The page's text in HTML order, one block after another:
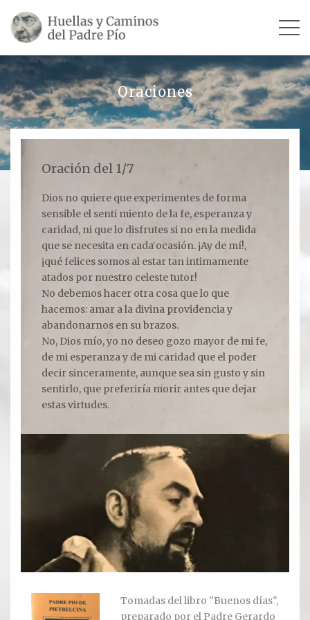
SU VIDA
Escultores
Revista «La Voz del Padre Pío»
Contar mi testimonio
LUGARES
Ver todos
Compartir un lugar
EL MILAGRO
Relación con Flia. Damiani
Galería y testimonios
Reliquias
ORACIONES
Oraciones
Oraciones
Oración del 1/7
Dios no quiere que experimentes de forma
sensible el senti miento de la fe, esperanza y
caridad, ni que lo disfrutes si no en la medida
que se necesita en cada ocasión. ¡Ay de mí!,
¡qué felices somos al estar tan intimamente
atados por nuestro celeste tutor!
No debemos hacer otra cosa que lo que
hacemos: amar a la divina providencia y
abandonarnos en su brazos.
No, Dios mío, yo no deseo gozo mayor de mi fe,
de mi esperanza y de mi caridad que el poder
decir sinceramente, aunque sea sin gusto y sin
sentirlo, que preferiría morir antes que dejar
estas virtudes.
Tomadas del libro "Buenos días",
preparado por el Padre Gerardo